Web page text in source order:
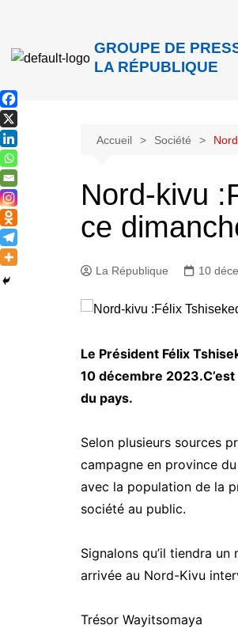
GROUPE DE
LA RÉPUBLIQUE
Accueil Société
Nord-kivu
ce
La République 10
Le Président Félix
10 décembre
du pays.
Selon plusieurs sources
campagne en province
avec la population de la
société au public.
Signalons qu’il tiendra
arrivée au Nord-Kivu
Trésor Wayitsomaya